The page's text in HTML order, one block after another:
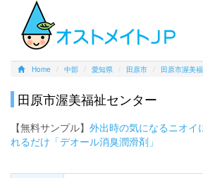
Home 中部 愛知県 田原市 田原市渥美
田原市渥美福祉センター
【無料サンプル】 外出時の気になるニオイ
れるだけ「デオール消臭潤滑剤」